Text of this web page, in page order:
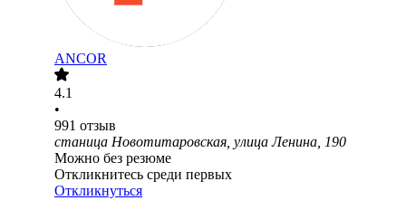
ANCOR
4.1
•
991 отзыв
станица Новотитаровская, улица Ленина, 190
Можно без резюме
Откликнитесь среди первых
Откликнуться